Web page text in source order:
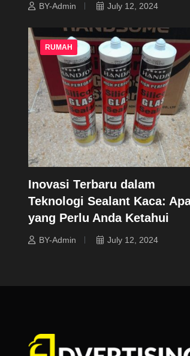
BY-Admin July 12, 2024
RUMAH
Inovasi Terbaru dalam
Teknologi Sealant Kaca:
yang Perlu Anda Ketahui
BY-Admin July 12, 2024